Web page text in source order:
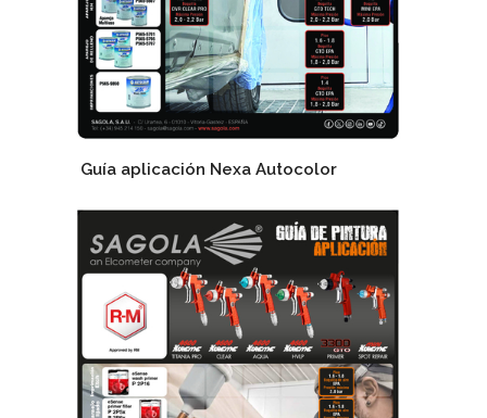
Guía aplicación Nexa Autocolor